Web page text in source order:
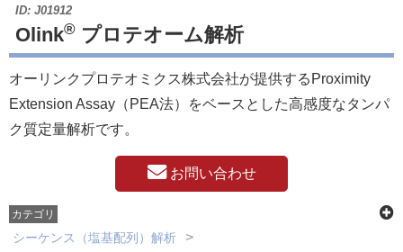
ID: J01912
Olink®プロテオーム解析
オーリンクプロテオミクス株式会社が提供するProximity
Extension Assay（PEA法）をベースとした高感度なタンパ
ク質定量解析です。
お問い合わせ
カテゴリ
シーケンス（塩基配列）解析
お知らせ
キャンペーン情報一覧
製品カテゴリー一覧
販売元別索引